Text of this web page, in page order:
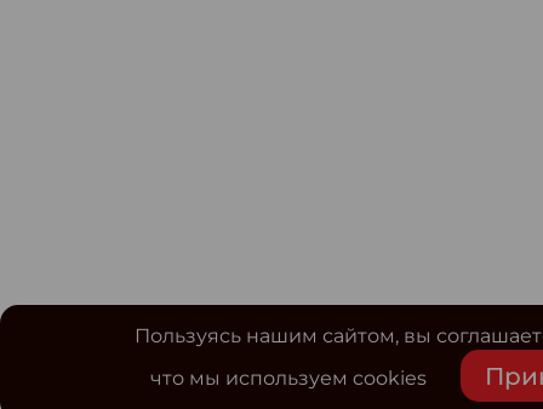
Пользуясь нашим сайтом, вы
что мы используем cookies